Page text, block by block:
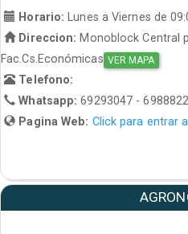
Horario: Lunes a Viernes de
Direccion: Monoblock Central
Fac.Cs.Económicas VER MAPA
Telefono:
Whatsapp:69293047 -
Pagina Web: Click para entrar